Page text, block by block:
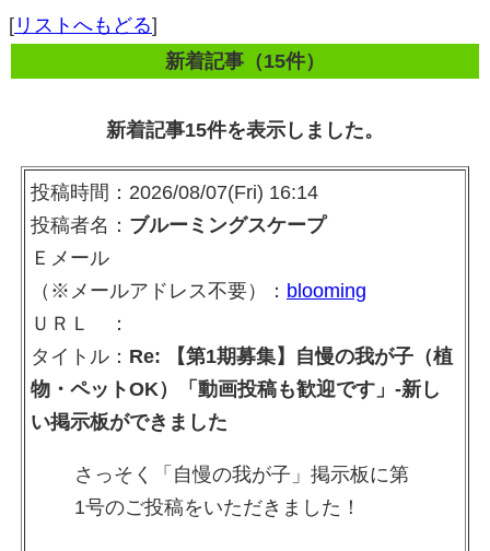
[ リストへもどる]
新着記事（15件）
新着記事15件を表示しました。
投稿時間：2026/08/07(Fri) 16:14
投稿者名： ブルーミングスケープ
Ｅメール
（※メールアドレス不要）： blooming
ＵＲＬ ：
タイトル： Re: 【第1期募集】自慢の我が子（植
物・ペットOK）「動画投稿も歓迎です」-新し
い掲示板ができました
さっそく「自慢の我が子」掲示板に第
1号のご投稿をいただきました！